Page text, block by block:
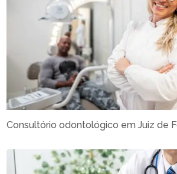
Consultório odontológico em Juiz de